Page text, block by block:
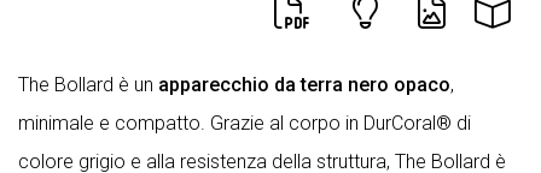
The Bollard è un apparecchio da terra nero opaco,
minimale e compatto. Grazie al corpo in DurCoral® di
colore grigio e alla resistenza della struttura, The Bollard è